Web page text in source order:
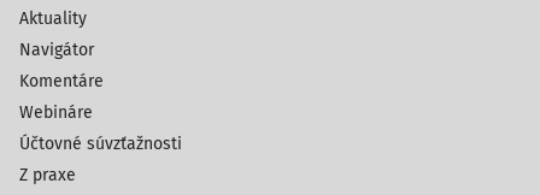
Aktuality
Navigátor
Komentáre
Webináre
Účtovné súvzťažnosti
Z praxe